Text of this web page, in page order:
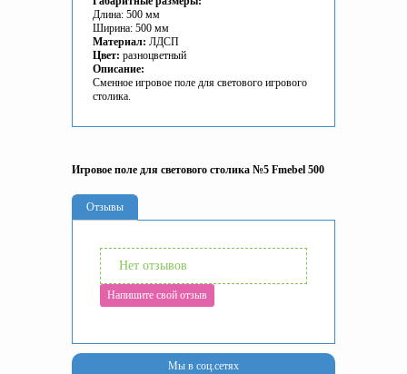
Длина: 500 мм
Ширина: 500 мм
Материал: ЛДСП
Цвет: разноцветный
Описание:
Сменное игровое поле для светового игрового
столика.
Игровое поле для светового столика №5 Fmebel 500
Отзывы
Нет отзывов
Напишите свой отзыв
Мы в соц.сетях